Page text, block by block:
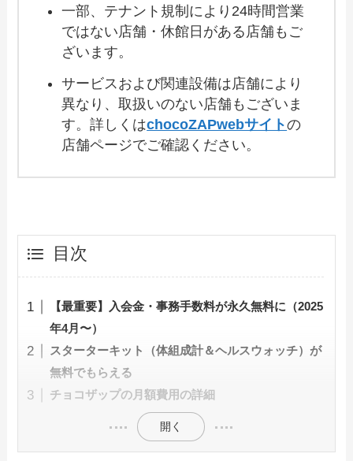
一部、テナント規制により24時間営業
ではない店舗・休館日がある店舗もご
ざいます。
サービスおよび関連設備は店舗により
異なり、取扱いのない店舗もございま
す。詳しくはchocoZAPwebサイトの
店舗ページでご確認ください。
目次
【最重要】入会金・事務手数料が永久無料に（2025
年4月〜）
スターターキット（体組成計＆ヘルスウォッチ）が
無料でもらえる
チョコザップの月額費用の詳細
開く